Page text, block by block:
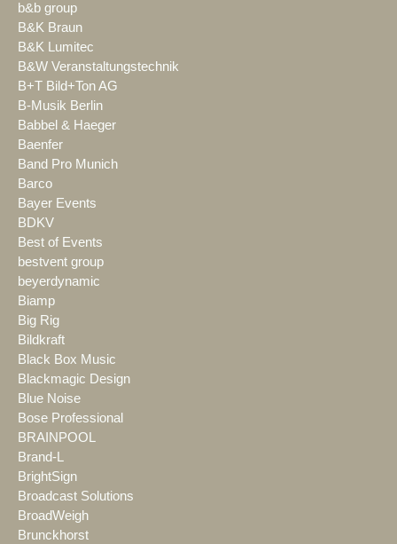
b&b group
B&K Braun
B&K Lumitec
B&W Veranstaltungstechnik
B+T Bild+Ton AG
B-Musik Berlin
Babbel & Haeger
Baenfer
Band Pro Munich
Barco
Bayer Events
BDKV
Best of Events
bestvent group
beyerdynamic
Biamp
Big Rig
Bildkraft
Black Box Music
Blackmagic Design
Blue Noise
Bose Professional
BRAINPOOL
Brand-L
BrightSign
Broadcast Solutions
BroadWeigh
Brunckhorst